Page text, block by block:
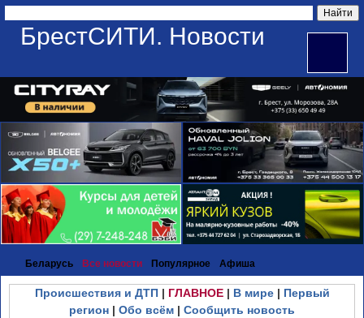
БрестСИТИ. Новости
Беларусь Все новости Популярное Афиша
Происшествия и ДТП| ГЛАВНОЕ| В мире| Первый
регион | Обо всём | Сообщить новость